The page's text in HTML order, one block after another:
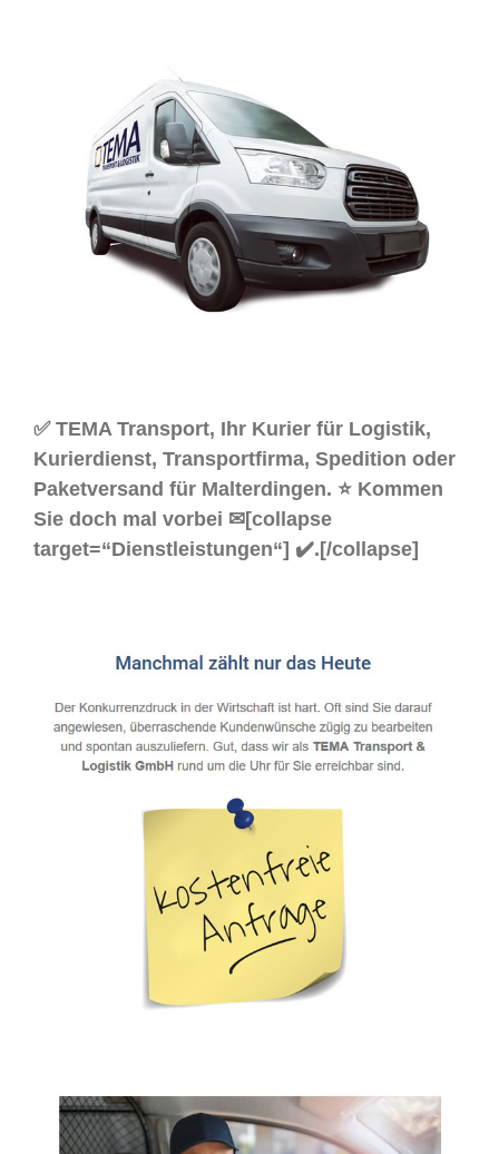
✅ TEMA Transport, Ihr Kurier für Logistik,
Kurierdienst, Transportfirma, Spedition oder
Paketversand für Malterdingen. ⭐ Kommen
Sie doch mal vorbei ✉[collapse
target=“Dienstleistungen“] ✔️.[/collapse]